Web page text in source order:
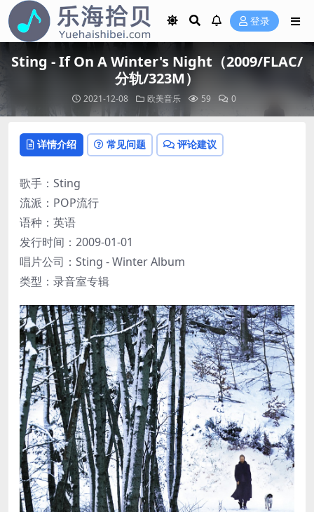
登录
Sting - If On A Winter's Night（2009/FLAC/
分轨/323M）
2021-12-08 欧美音乐 59 0
详情介绍 常见问题 评论建议
歌手：Sting
流派：POP流行
语种：英语
发行时间：2009-01-01
唱片公司：Sting - Winter Album
类型：录音室专辑